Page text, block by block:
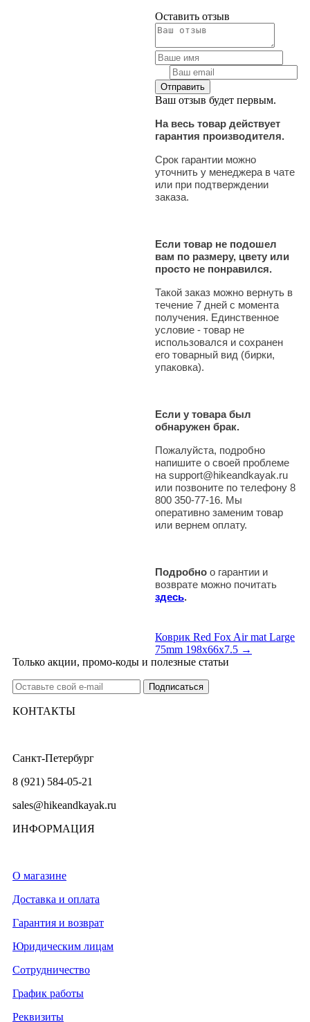
Оставить отзыв
Ваш отзыв будет первым.
На весь товар действует
гарантия производителя.
Срок гарантии можно
уточнить у менеджера в чате
или при подтверждении
заказа.
Если товар не подошел
вам по размеру, цвету или
просто не понравился.
Такой заказ можно вернуть в
течение 7 дней с момента
получения. Единственное
условие - товар не
использовался и сохранен
его товарный вид (бирки,
упаковка).
Если у товара был
обнаружен брак.
Пожалуйста, подробно
напишите о своей проблеме
на support@hikeandkayak.ru
или позвоните по телефону 8
800 350-77-16. Мы
оперативно заменим товар
или вернем оплату.
Подробно о гарантии и
возврате можно почитать
здесь.
Коврик Red Fox Air mat Large
75mm 198x66x7.5 →
Только акции, промо-коды и полезные статьи
КОНТАКТЫ
Санкт-Петербург
8 (921) 584-05-21
sales@hikeandkayak.ru
ИНФОРМАЦИЯ
О магазине
Доставка и оплата
Гарантия и возврат
Юридическим лицам
Сотрудничество
График работы
Реквизиты